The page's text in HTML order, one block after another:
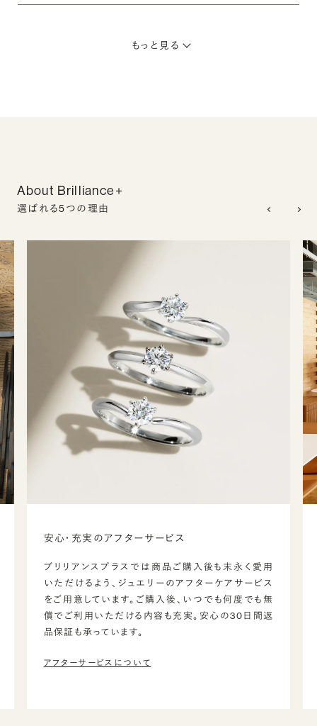
もっと見る
About Brilliance+
選ばれる5つの理由
安心・充実のアフターサービス
ブリリアンスプラスでは商品ご購入後も末永く愛用
いただけるよう、ジュエリーのアフターケアサービス
をご用意しています。ご購入後、いつでも何度でも無
償でご利用いただける内容も充実。安心の30日間返
品保証も承っています。
アフターサービスについて